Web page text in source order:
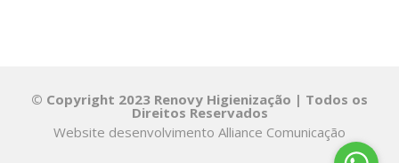
© Copyright 2023 Renovy Higienização | Todos os
Direitos Reservados
Website desenvolvimento Alliance Comunicação